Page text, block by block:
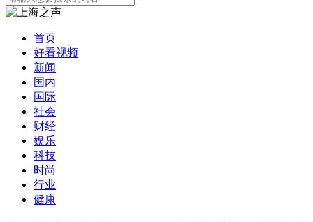
首页
好看视频
新闻
国内
国际
社会
财经
娱乐
科技
时尚
行业
健康